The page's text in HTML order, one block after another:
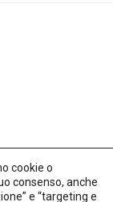
cookie o
consenso, anche
e “targeting e